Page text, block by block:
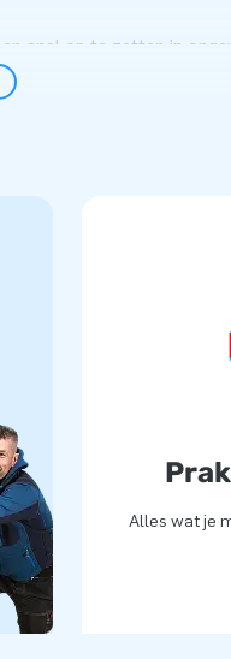
snel op te zetten in
tijd is de attractie klaar
deel. Uiteraard kun je het
de dag van hun
wereldwijd een gat in de
medewerkers
wijze! Onze
ons ook wel ‘creators
Alles wat je